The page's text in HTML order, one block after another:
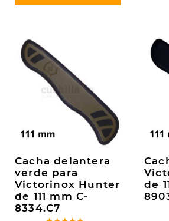
Cacha delantera
verde para
Victorinox Hunter
de 111 mm C-
8334.C7
de